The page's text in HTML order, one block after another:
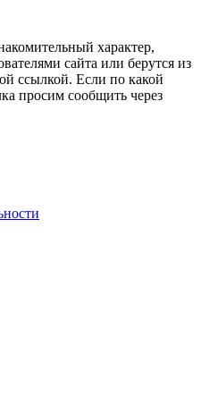
характер,
сайта или берутся из
ссылкой. Если по какой
просим сообщить через